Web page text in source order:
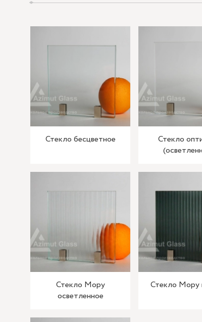
Стекло бесцветное
Стекло
Стекло Мору
осветленное
Стекло Мору